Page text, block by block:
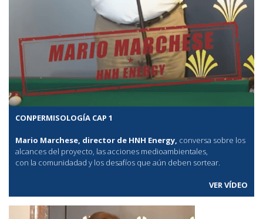
CONPERMISOLOGÍA CAP 1
Mario Marchese, director de HNH Energy, conversa sobre los
alcances del proyecto, las acciones medioambientales,
con la comunidadad y los desafíos que aún deben sortear.
VER VÍDEO